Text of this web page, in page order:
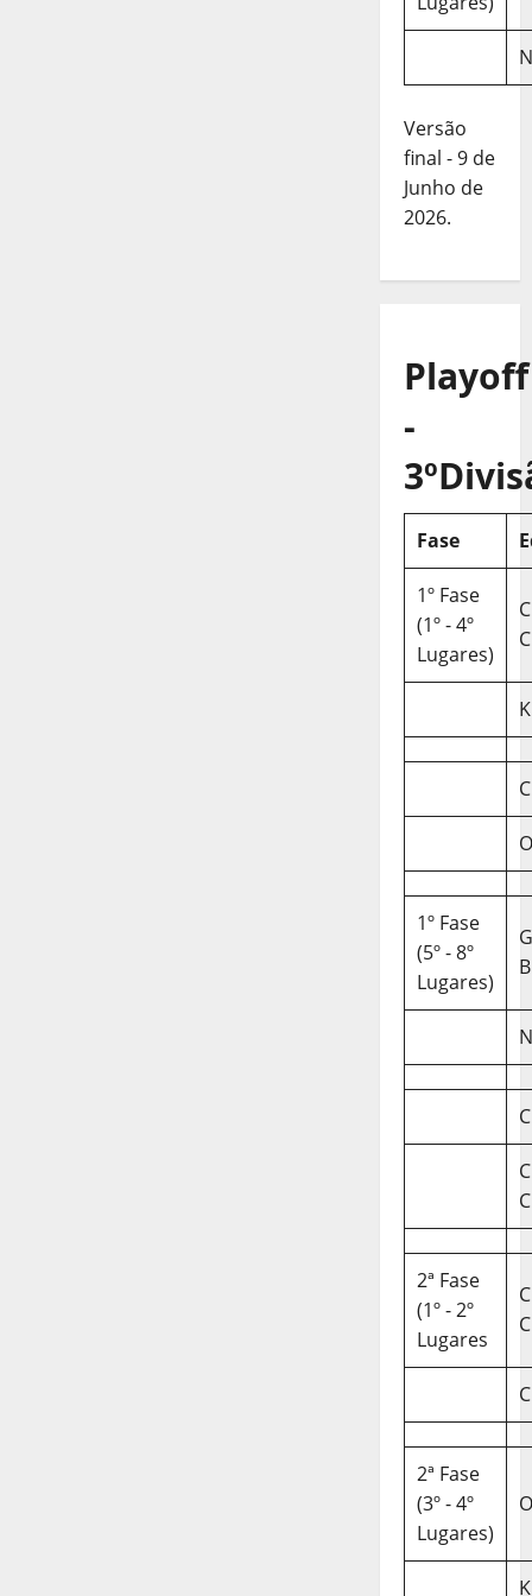
Versão
final - 9 de
Junho de
2026.
Playoff
-
Fase
1º Fase
(1º - 4º
Lugares)
C
1º Fase
(5º - 8º
Lugares)
B
C
2ª Fase
(1º - 2º
Lugares
C
2ª Fase
(3º - 4º
Lugares)